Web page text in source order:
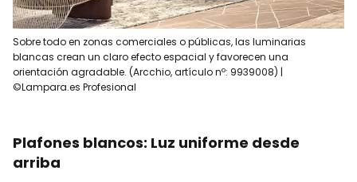
Sobre todo en zonas comerciales o públicas, las luminarias
blancas crean un claro efecto espacial y favorecen una
orientación agradable. (Arcchio, artículo nº: 9939008) |
©Lampara.es Profesional
Plafones blancos: Luz uniforme desde
arriba